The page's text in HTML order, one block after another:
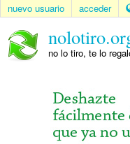
nuevo usuario acceder
no lo tiro, te lo